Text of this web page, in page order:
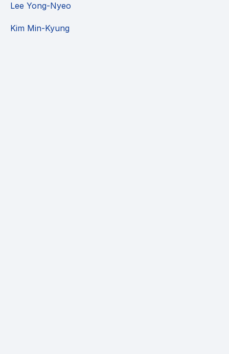
Lee Yong-Nyeo
Kim Min-Kyung